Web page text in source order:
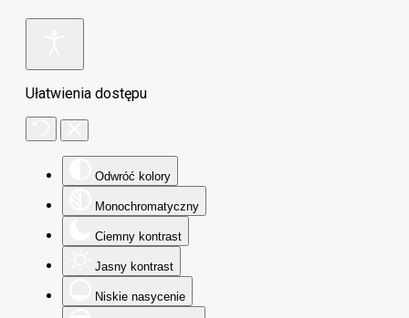
Ułatwienia dostępu
Odwróć kolory
Monochromatyczny
Ciemny kontrast
Jasny kontrast
Niskie nasycenie